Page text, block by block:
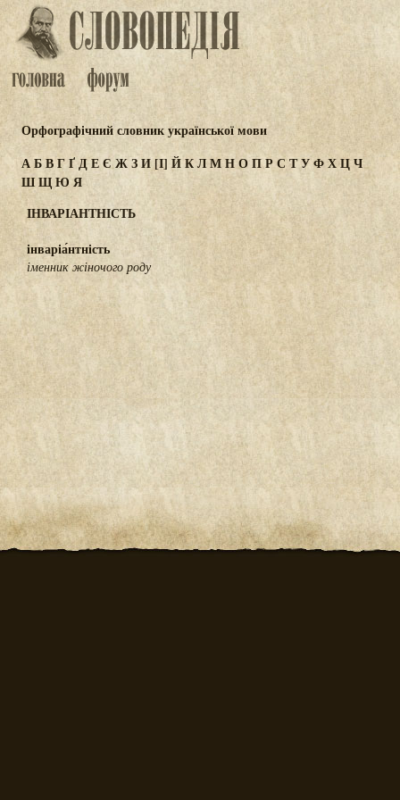
Орфографічний словник української мови
АБВГҐДЕЄ ЖЗИ[І] ЙКЛМНОПР СТУФХЦЧ
ШЩЮЯ
ІНВАРІАНТНІСТЬ
інваріа́нтність
іменник жіночого роду